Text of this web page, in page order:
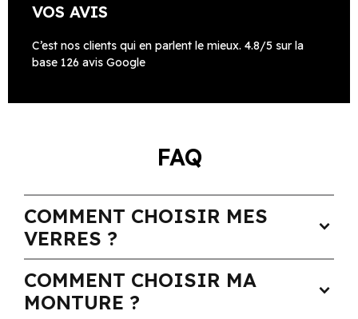
VOS AVIS
C’est nos clients qui en parlent le mieux. 4.8/5 sur la
base 126 avis Google
FAQ
COMMENT CHOISIR MES
VERRES ?
expand_more
COMMENT CHOISIR MA
MONTURE ?
expand_more